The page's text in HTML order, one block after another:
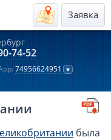
Заявка
74-52
74956624951
была